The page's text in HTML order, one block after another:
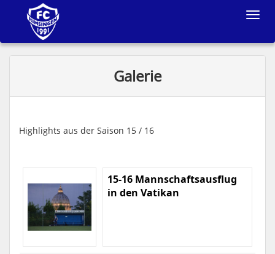
Toggle
Galerie
Highlights aus der Saison 15 / 16
15-16 Mannschaftsausflug
in den Vatikan